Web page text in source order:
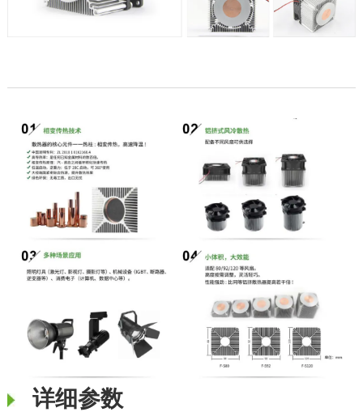
详细参数